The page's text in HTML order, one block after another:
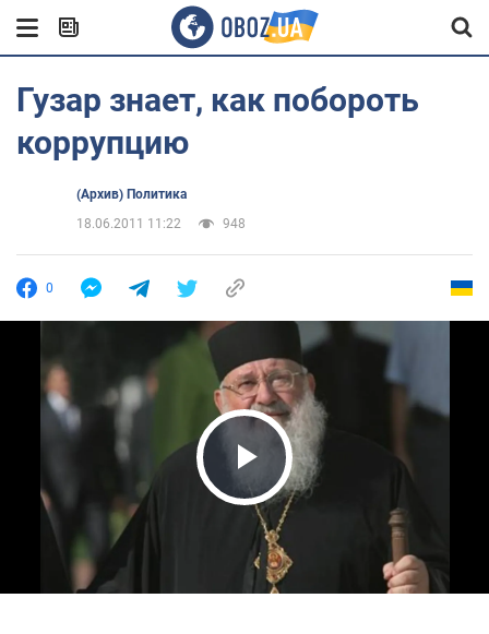
Гузар знает, как побороть
коррупцию
(Архив) Политика
18.06.2011 11:22
948
0
Play Video